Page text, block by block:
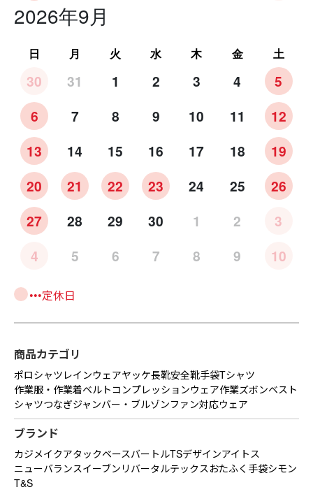
2026年9月
日 月 火 水 木 金 土
30 31 1 2 3 4
5
6
7 8 9 10 11
12
13
14 15 16 17 18
19
20
21 22 23 24 25
26
27
28 29 30 1 2
3
4
5 6 7 8 9 10
•••定休日
商品カテゴリ
ポロシャツ レインウェアヤッケ長靴安全靴手袋Tシャツ
作業服・作業着ベルトコンプレッションウェア作業ズボンベスト
シャツつなぎジャンバー・ブルゾンファン対応ウェア
ブランド
カジメイクアタックベースバートルTSデザインアイトス
ニューバランスイーブンリバータルテックス おたふく手袋シモン
T&S